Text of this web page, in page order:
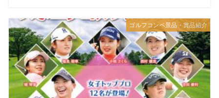
ゴルフコンペ景品・賞品紹介